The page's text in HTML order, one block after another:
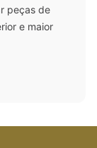
peças de
e maior